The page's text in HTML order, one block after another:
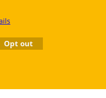
store
Opt out